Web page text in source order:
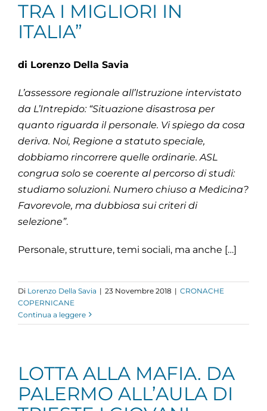
TRA I MIGLIORI IN
ITALIA”
di Lorenzo Della Savia
L’assessore regionale all’Istruzione intervistato
da L’Intrepido: “Situazione disastrosa per
quanto riguarda il personale. Vi spiego da cosa
deriva. Noi, Regione a statuto speciale,
dobbiamo rincorrere quelle ordinarie. ASL
congrua solo se coerente al percorso di studi:
studiamo soluzioni. Numero chiuso a Medicina?
Favorevole, ma dubbiosa sui criteri di
selezione”.
Personale, strutture, temi sociali, ma anche […]
Di Lorenzo Della Savia | 23 Novembre 2018 | CRONACHE
COPERNICANE
Continua a leggere
LOTTA ALLA MAFIA. DA
PALERMO ALL’AULA DI